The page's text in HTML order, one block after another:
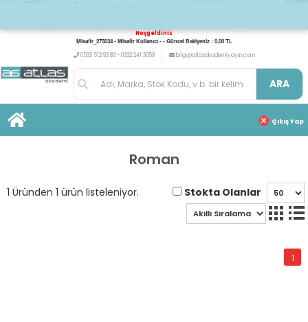
Hoşgeldiniz
Misafir_275034 - Misafir Kullanıcı - - Güncel Bakiyeniz : 0,00 TL
0533 512 93 83 - 0332 241 3059
bilgi@atlasakademiyayin.com
ARA
Çıkış Yap
Roman
1 Üründen 1 ürün listeleniyor. Stokta Olanlar
1